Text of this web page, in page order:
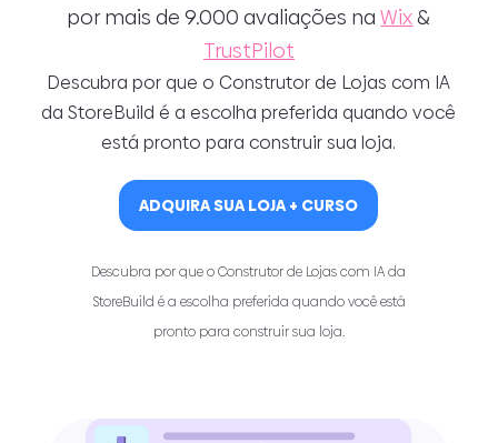
por mais de 9.000 avaliações naWix&
TrustPilot
Descubra por que o Construtor de Lojas com IA
da StoreBuild é a escolha preferida quando você
está pronto para construir sua loja.
ADQUIRA SUA LOJA + CURSO
Descubra por que o Construtor de Lojas com IA da
StoreBuild é a escolha preferida quando você está
pronto para construir sua loja.